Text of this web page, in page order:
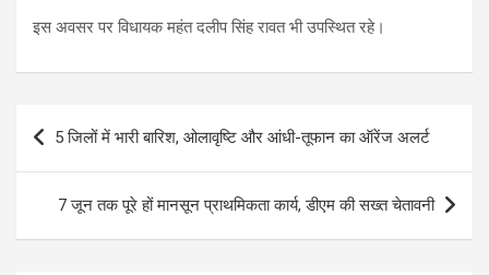
इस अवसर पर विधायक महंत दलीप सिंह रावत भी उपस्थित रहे।
Post
navigation
5 जिलों में भारी बारिश, ओलावृष्टि और आंधी-तूफान का ऑरेंज अलर्ट
7 जून तक पूरे हों मानसून प्राथमिकता कार्य, डीएम की सख्त चेतावनी